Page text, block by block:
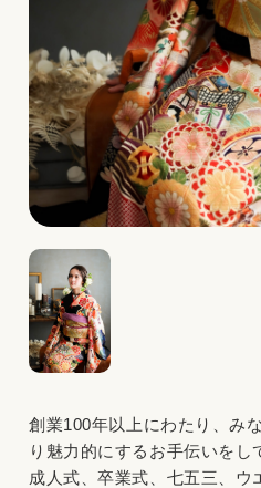
創業100年以上にわたり、み
り魅力的にするお手伝いをし
成人式、卒業式、七五三、ウ